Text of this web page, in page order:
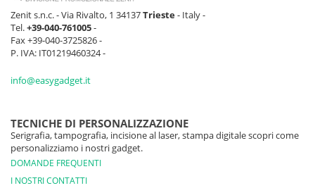
Zenit s.n.c. - Via Rivalto, 1 34137Trieste- Italy -
Tel.+39-040-761005-
Fax +39-040-3725826 -
P. IVA: IT01219460324 -
info@easygadget.it
TECNICHE DI PERSONALIZZAZIONE
Serigrafia, tampografia, incisione al laser, stampa digitale scopri come
personalizziamo i nostri gadget.
DOMANDE FREQUENTI
I NOSTRI CONTATTI